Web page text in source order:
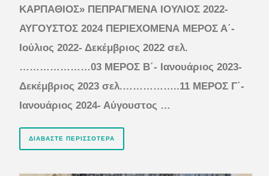
ΚΑΡΠΑΘΙΟΣ» ΠΕΠΡΑΓΜΕΝΑ ΙΟΥΛΙΟΣ 2022-
ΑΥΓΟΥΣΤΟΣ 2024 ΠΕΡΙΕΧΟΜΕΝΑ ΜΕΡΟΣ Α΄-
Ιούλιος 2022- Δεκέμβριος 2022 σελ.
…………………03 ΜΕΡΟΣ Β΄- Ιανουάριος 2023-
Δεκέμβριος 2023 σελ.……………..11 ΜΕΡΟΣ Γ΄-
Ιανουάριος 2024- Αύγουστος …
ΔΙΑΒΆΣΤΕ ΠΕΡΙΣΣΌΤΕΡΑ